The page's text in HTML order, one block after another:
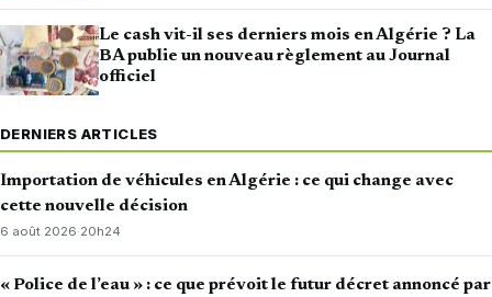
Le cash vit-il ses derniers mois en Algérie ? La
BA publie un nouveau règlement au Journal
officiel
DERNIERS ARTICLES
Importation de véhicules en Algérie : ce qui change avec
cette nouvelle décision
6 août 2026·20h24
« Police de l’eau » : ce que prévoit le futur décret annoncé par